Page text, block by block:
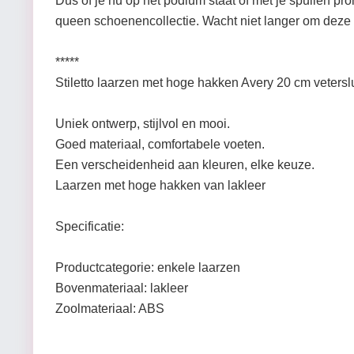
queen schoenencollectie. Wacht niet langer om
*****
Stiletto laarzen met hoge hakken Avery 20 cm
Uniek ontwerp, stijlvol en mooi.
Goed materiaal, comfortabele voeten.
Een verscheidenheid aan kleuren, elke keuze.
Laarzen met hoge hakken van lakleer
Specificatie:
Productcategorie: enkele laarzen
Bovenmateriaal: lakleer
Zoolmateriaal: ABS